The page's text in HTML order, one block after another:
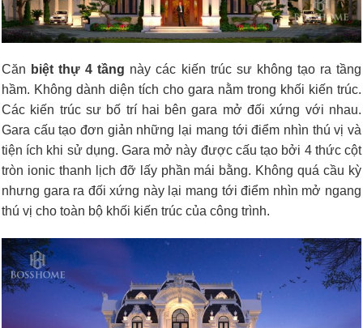
Căn biệt thự 4 tầng này các kiến trúc sư không tạo ra tầng
hầm. Không dành diện tích cho gara nằm trong khối kiến trúc.
Các kiến trúc sư bố trí hai bên gara mở đối xứng với nhau.
Gara cấu tạo đơn giản những lại mang tới điểm nhìn thú vị và
tiện ích khi sử dụng. Gara mở này được cấu tạo bởi 4 thức cột
tròn ionic thanh lịch đỡ lấy phần mái bằng. Không quá cầu kỳ
nhưng gara ra đối xứng này lại mang tới điểm nhìn mở ngang
thú vị cho toàn bộ khối kiến trúc của công trình.